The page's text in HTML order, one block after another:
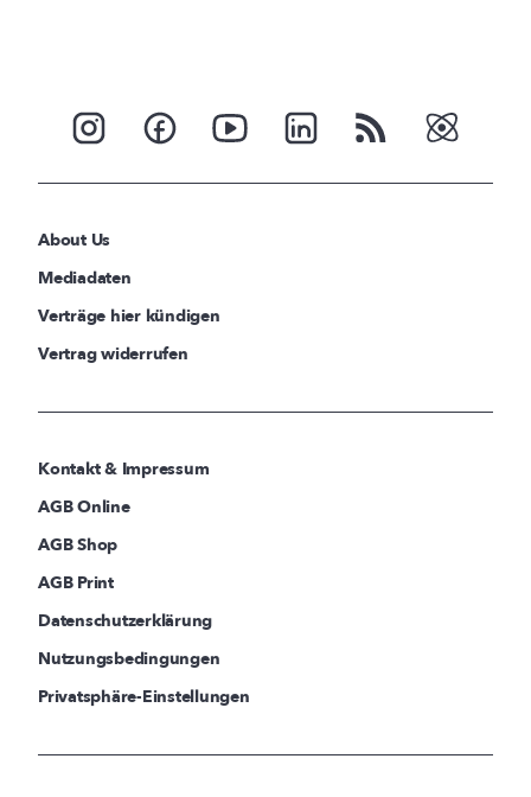
About Us
Mediadaten
Verträge hier kündigen
Vertrag widerrufen
Kontakt & Impressum
AGB Online
AGB Shop
AGB Print
Datenschutzerklärung
Nutzungsbedingungen
Privatsphäre-Einstellungen